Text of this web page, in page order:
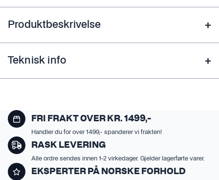
Produktbeskrivelse
Teknisk info
FRI FRAKT OVER KR. 1499,-
Handler du for over 1499,- spanderer vi frakten!
RASK LEVERING
Alle ordre sendes innen 1-2 virkedager. Gjelder lagerførte varer.
EKSPERTER PÅ NORSKE FORHOLD